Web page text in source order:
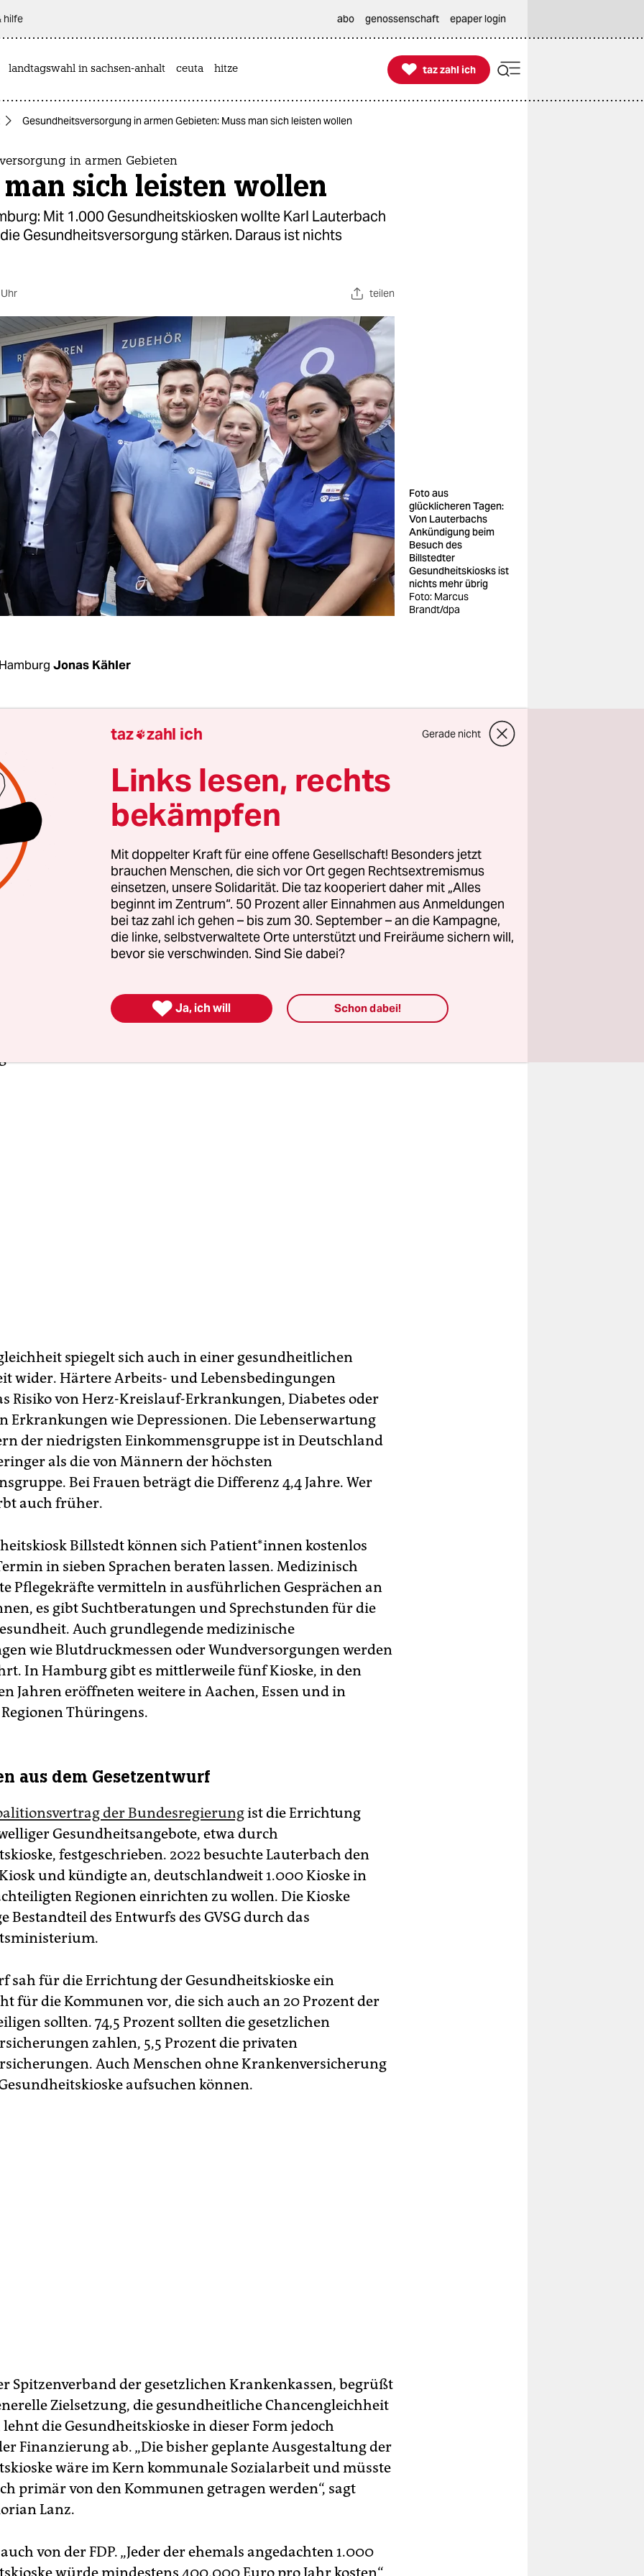
hilfe abo genossenschaft epaper login
landtagswahl in sachsen-anhalt ceuta hitze 
taz zahl ich
taz zahl ich
Gesundheitsversorgung in armen Gebieten: Muss man sich leisten wollen
in armen Gebieten
man sich leisten wollen
Mit 1.000 Gesundheitskiosken wollte Karl Lauterbach
Gesundheitsversorgung stärken. Daraus ist nichts
teilen
Foto aus
glücklicheren Tagen:
Von Lauterbachs
Ankündigung beim
Besuch des
Billstedter
Gesundheits­kiosks ist
nichts mehr übrig
Foto: Marcus
Brandt/dpa
Jonas Kähler
Warten auf Termine, gestresste Ärz­t*in­nen und
Gesundheitsminister Karl Lauterbach (SPD) wollte die
verbessern. Helfen sollten dabei
, auf Drängen der FDP hat Lauterbach sie jedoch
dem Gesundheitsversorgungsstärkungsgesetz (GVSG)
teuer und zu ineffizient seien sie. In Hamburg wollen
trotzdem weitermachen. Denn: Die Versorgungslage
Pa­ti­en­t*in­nen waren zufriedener und auch
sie nicht unbedingt zusätzliche Belastungen dar.
der Gesundheitskiosk in Hamburg-Bill­stedt als
erstes Pilotprojekt. Ziel ist ein niedrigschwelliger
für vulnerable Gruppen in sozial benachteiligten Regionen.
bewegen sich an einer Schnittstelle zwischen medizinischer
spiegelt sich auch in einer gesundheitlichen
wider. Härtere Arbeits- und Lebensbedingungen
Risiko von Herz-Kreislauf-Erkrankungen, Diabetes oder
Erkrankungen wie Depressionen. Die Lebenserwartung
der niedrigsten Einkommensgruppe ist in Deutschland
als die von Männern der höchsten
Bei Frauen beträgt die Differenz 4,4 Jahre. Wer
auch früher.
Bill­stedt können sich Pa­ti­en­t*in­nen kostenlos
in sieben Sprachen beraten lassen. Medizinisch
Pflegekräfte vermitteln in ausführlichen Gesprächen an
es gibt Suchtberatungen und Sprechstunden für die
Auch grundlegende medizinische
wie Blutdruckmessen oder Wundversorgungen werden
In Hamburg gibt es mittlerweile fünf Kioske, in den
Jahren eröffneten weitere in Aachen, Essen und in
Thüringens.
aus dem Gesetzentwurf
der Bundesregierungist die Errichtung
Gesundheitsangebote, etwa durch
festgeschrieben. 2022 besuchte Lauterbach den
und kündigte an, deutschlandweit 1.000 Kioske in
Regionen einrichten zu wollen. Die Kioske
Bestandteil des Entwurfs des GVSG durch das
sah für die Errichtung der Gesundheits­kioske ein
für die Kommunen vor, die sich auch an 20 Prozent der
sollten. 74,5 Prozent sollten die gesetzlichen
zahlen, 5,5 Prozent die privaten
Auch Menschen ohne Krankenversicherung
aufsuchen können.
Spitzenverband der gesetzlichen Krankenkassen, begrüßt
Zielsetzung, die gesundheitliche Chancengleichheit
die Gesundheitskioske in dieser Form jedoch
Finanzierung ab. „Die bisher geplante Ausgestaltung der
wäre im Kern kommunale Sozialarbeit und müsste
primär von den Kommunen getragen werden“, sagt
Lanz.
von der FDP. „Jeder der ehemals angedachten 1.000
würde mindestens 400.000 Euro pro Jahr kosten“,
taz zahl ich Gerade nicht
Links lesen, rechts
bekämpfen
Mit doppelter Kraft für eine offene Gesellschaft! Besonders jetzt
brauchen Menschen, die sich vor Ort gegen Rechtsextremismus
einsetzen, unsere Solidarität. Die taz kooperiert daher mit „Alles
beginnt im Zentrum“. 50 Prozent aller Einnahmen aus Anmeldungen
bei taz zahl ich gehen – bis zum 30. September – an die Kampagne,
die linke, selbstverwaltete Orte unterstützt und Freiräume sichern will,
bevor sie verschwinden. Sind Sie dabei?
 Ja, ich will Schon dabei!